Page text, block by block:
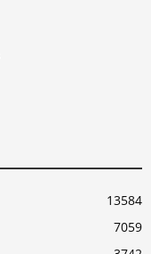
13584
7059